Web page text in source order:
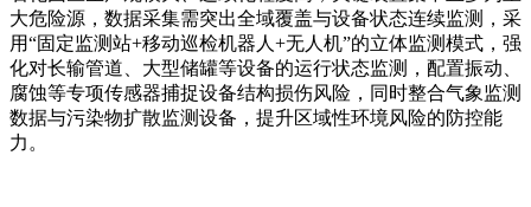
大危险源，数据采集需突出全域覆盖与设备状态连续监测，采
用“固定监测站+移动巡检机器人+无人机”的立体监测模式，强
化对长输管道、大型储罐等设备的运行状态监测，配置振动、
腐蚀等专项传感器捕捉设备结构损伤风险，同时整合气象监测
数据与污染物扩散监测设备，提升区域性环境风险的防控能
力。